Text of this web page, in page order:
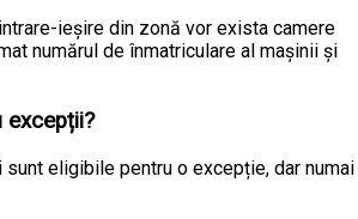
ieșire din zonă vor exista camere
numărul de înmatriculare al mașinii și
excepții?
eligibile pentru o excepție, dar numai